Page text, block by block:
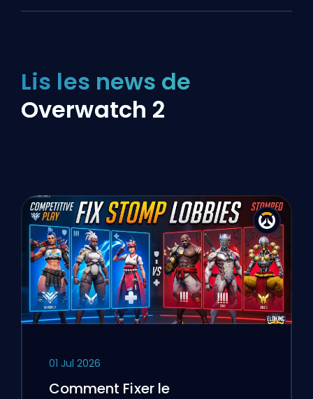
Lis les news de
Overwatch 2
01 Jul 2026
Comment Fixer le